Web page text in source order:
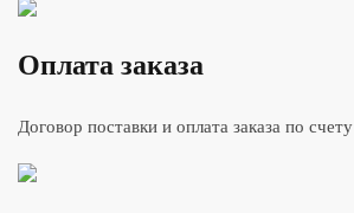
Оплата заказа
Договор поставки и оплата заказа по счету